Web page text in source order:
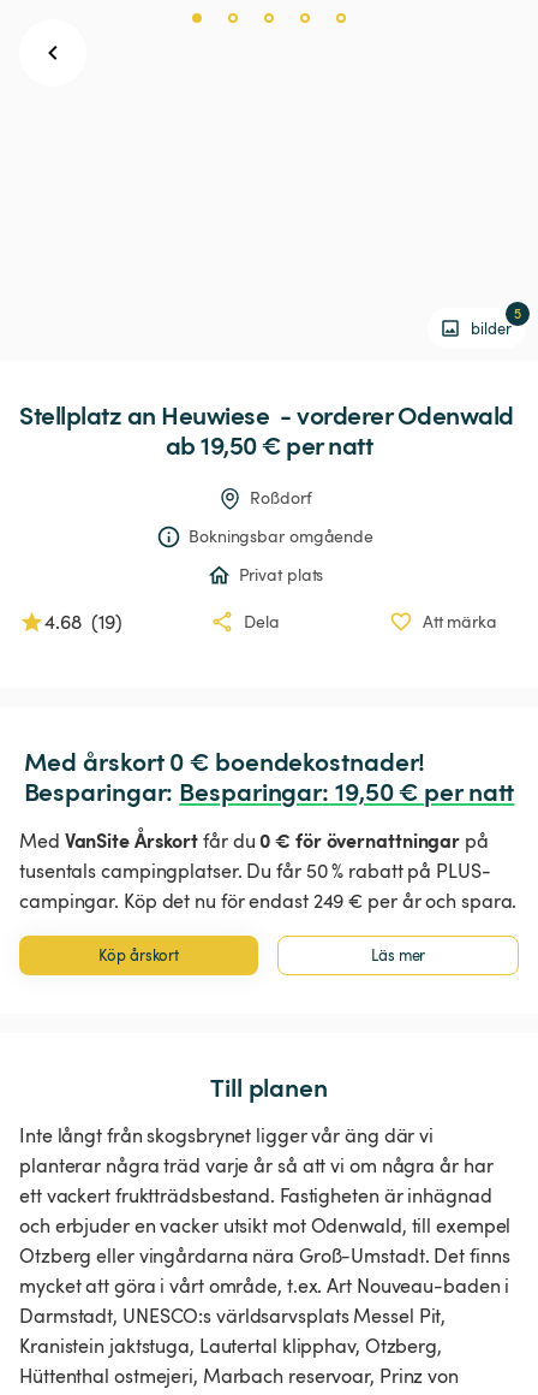
bilder
5
Stellplatzan Heuwiese -vorderer Odenwald
ab 19,50 € per natt
Roßdorf
Bokningsbar omgående
Privat plats
4.68 (19) Dela Att märka
Med årskort 0 € boendekostnader!
Besparingar: Besparingar: 19,50 € per natt
Med VanSite Årskortfår du0 € för övernattningar på
tusentals campingplatser. Du får 50 % rabatt på PLUS-
campingar. Köp det nu för endast 249 € per år och spara.
Köp årskort Läs mer
Till planen
Inte långt från skogsbrynet ligger vår äng där vi
planterar några träd varje år så att vi om några år har
ett vackert fruktträdsbestand. Fastigheten är inhägnad
och erbjuder en vacker utsikt mot Odenwald, till exempel
Otzberg eller vingårdarna nära Groß-Umstadt. Det finns
mycket att göra i vårt område, t.ex. Art Nouveau-baden i
Darmstadt, UNESCO:s världsarvsplats Messel Pit,
Kranistein jaktstuga, Lautertal klipphav, Otzberg,
Hüttenthal ostmejeri, Marbach reservoar, Prinz von